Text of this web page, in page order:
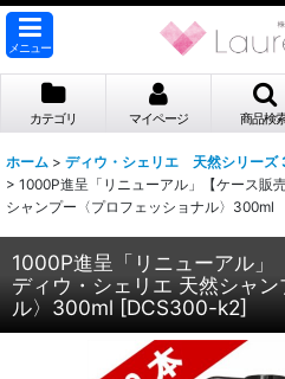
メニュー
カテゴリ マイページ 商品検
ホーム > ディウ・シェリエ 天然シリーズ
> 1000P進呈「リニューアル」【ケース販
シャンプー〈プロフェッショナル〉300ml
1000P進呈「リニューアル」
ディウ・シェリエ 天然シャ
ル〉300ml [DCS300-k2]